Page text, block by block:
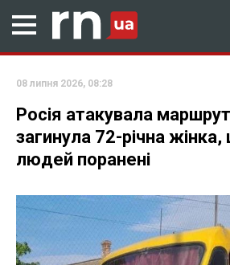
08 липня 2026, 08:28
Росія атакувала
загинула 72-річна
людей поранені